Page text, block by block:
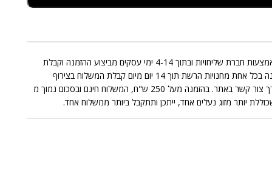
אספקת המוצרים המצויים במלאי תבוצע באמצעות חברת שליחויות ובתוך 4-14 ימי עסקים מביצוע ההזמנה וקבלת
התשלום בגינה. החלפות/החזרות תתאפשרנה בכל אחת מחנויות הרשת תוך 14 יום מיום קבלת המשלוח בצירוף
החשבונית בכפוף לתקנון או בפניה אלינו דרך צור קשר באתר. בהזמנה מעל 250 ש"ח, המשלוח חינם ובסכום נמוך מ